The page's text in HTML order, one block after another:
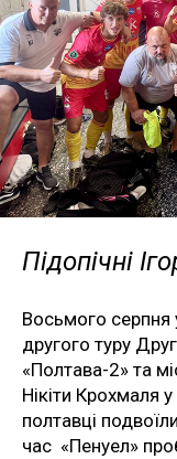
Підопічні
Восьмого серпня
другого туру
«Полтава-2» та
Нікіти Крохмаля
полтавці
час «Пенуел»